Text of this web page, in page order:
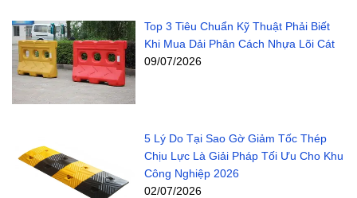
Top 3 Tiêu Chuẩn Kỹ Thuật Phải Biết
Khi Mua Dải Phân Cách Nhựa Lõi Cát
09/07/2026
5 Lý Do Tại Sao Gờ Giảm Tốc Thép
Chịu Lực Là Giải Pháp Tối Ưu Cho Khu
Công Nghiệp 2026
02/07/2026